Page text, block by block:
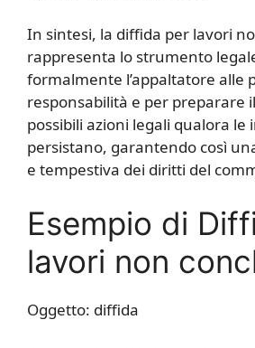
In sintesi, la diffida per lavori
rappresenta lo strumento
formalmente l’appaltatore alle
responsabilità e per preparare
possibili azioni legali qualora le
persistano, garantendo così
e tempestiva dei diritti del
Esempio di
lavori non
Oggetto: diffida